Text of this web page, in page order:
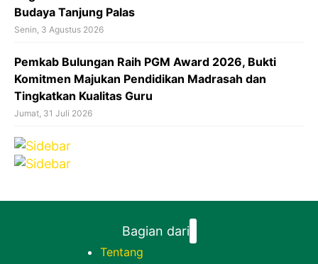
Budaya Tanjung Palas
Senin, 3 Agustus 2026
Pemkab Bulungan Raih PGM Award 2026, Bukti
Komitmen Majukan Pendidikan Madrasah dan
Tingkatkan Kualitas Guru
Jumat, 31 Juli 2026
Bagian dari
Tentang